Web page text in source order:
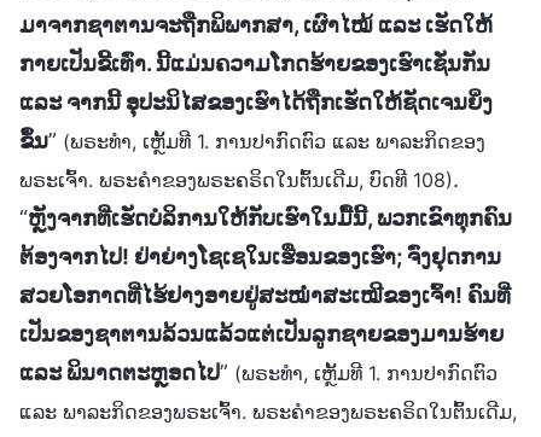
ມາຈາກຊາຕານຈະຖືກພິພາກສາ, ເຜົາໄໝ້ ແລະ ເຮັດໃຫ້
ກາຍເປັນຂີ້ເທົ່າ. ນີ້ແມ່ນຄວາມໂກດຮ້າຍຂອງເຮົາເຊັ່ນກັນ
ແລະ ຈາກນີ້ ອຸປະນິໄສຂອງເຮົາໄດ້ຖືກເຮັດໃຫ້ຊັດເຈນຍິ່ງ
ຂຶ້ນ” (ພຣະທຳ, ເຫຼັ້ມທີ 1. ການປາກົດຕົວ ແລະ ພາລະກິດຂອງ
ພຣະເຈົ້າ. ພຣະຄຳຂອງພຣະຄຣິດໃນຕົ້ນເດີມ, ບົດທີ 108).
“ຫຼັງຈາກທີ່ເຮັດບໍລິການໃຫ້ກັບເຮົາໃນມື້ນີ້, ພວກເຂົາທຸກຄົນ
ຕ້ອງຈາກໄປ! ຢ່າຍ່າງໂຊເຊໃນເຮືອນຂອງເຮົາ; ຈົ່ງຢຸດການ
ສວຍໂອກາດທີ່ໄຮ້ຢາງອາຍຢູ່ສະໝໍ່າສະເໝີຂອງເຈົ້າ! ຄົນທີ່
ເປັນຂອງຊາຕານລ້ວນແລ້ວແຕ່ເປັນລູກຊາຍຂອງມານຮ້າຍ
ແລະ ພິນາດຕະຫຼອດໄປ” (ພຣະທຳ, ເຫຼັ້ມທີ 1. ການປາກົດຕົວ
ແລະ ພາລະກິດຂອງພຣະເຈົ້າ. ພຣະຄຳຂອງພຣະຄຣິດໃນຕົ້ນເດີມ,